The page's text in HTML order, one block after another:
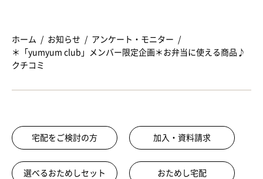
ホーム お知らせ
アンケート・モニター
＊「yumyum club」メンバー限定企画＊お弁当に使える商品♪
クチコミ
宅配をご検討の方 加入・資料請求
選べるおためしセット おためし宅配